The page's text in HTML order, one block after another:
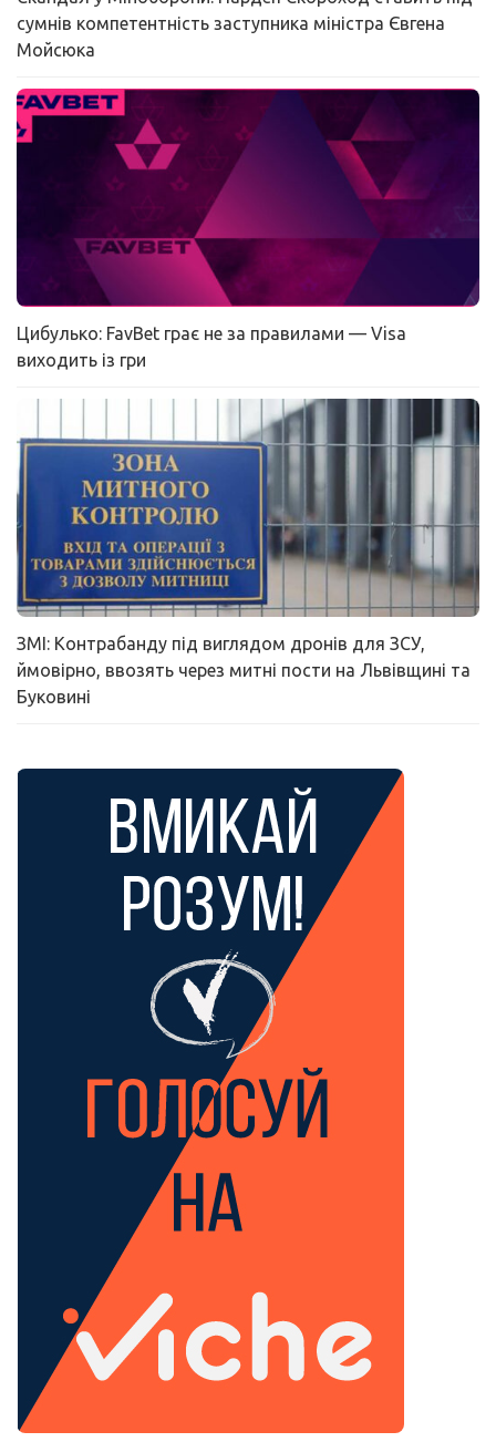
сумнів компетентність заступника міністра Євгена
Мойсюка
Цибулько: FavBet грає не за правилами — Visa
виходить із гри
ЗМІ: Контрабанду під виглядом дронів для ЗСУ,
ймовірно, ввозять через митні пости на Львівщині та
Буковині